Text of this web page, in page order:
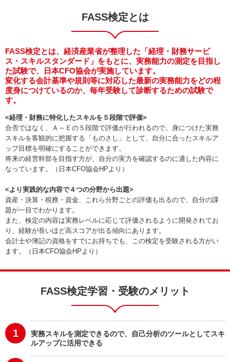
FASS検定とは
FASS検定とは、経済産業省が整理した「経理・財務サービ
ス・スキルスタンダード」をもとに、実務能力の測定を目指し
た試験で、日本CFO協会が実施しています。
変化する会計基準や規則等に対応した最新の実務能力をどの程
度身につけているのか、毎年受験して診断するための試験で
す。
<経理・財務に特化したスキルを５段階で評価>
合否ではなく、Ａ～Ｅの５段階で評価が行われるので、身につけた実務
スキルを客観的に把握する「ものさし」として、自分に合ったスキルア
ップ目標を明確にすることができます。
将来の経営幹部を目指す方が、自分の実力を確認するのに適した内容に
なっています。（日本CFO協会HPより）
<より実践的な内容で４つの分野から出題>
資産・決算・税務・資金、これら分野ごとの評価も出るので、自分の課
題が一目でわかります。
また、検定の内容は実務レベルに応じて評価されるように開発されてお
り、経験が長いほど高スコアが出る傾向にあります。
会計士や簿記の資格をすでにお持ちでも、この検定を受験される方がい
ます。（日本CFO協会HPより）
FASS検定学習・受験のメリット
1
実務スキルを測定できるので、自己分析のツールとしてスキ
ルアップに活用できる